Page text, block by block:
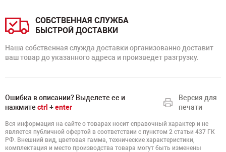
СОБСТВЕННАЯ СЛУЖБА
БЫСТРОЙ ДОСТАВКИ
Наша собственная служда доставки организованно доставит
ваш товар до указанного адреса и произведет разгрузку.
Ошибка в описании? Выделете ее и
нажмите ctrl +enter
Версия для
печати
Вся информация на сайте о товарах носит справочный характер и не
является публичной офертой в соответствии с пунктом 2 статьи 437 ГК
РФ. Внешний вид, цветовая гамма, технические характеристики,
комплектация и место производства товара могут быть изменены